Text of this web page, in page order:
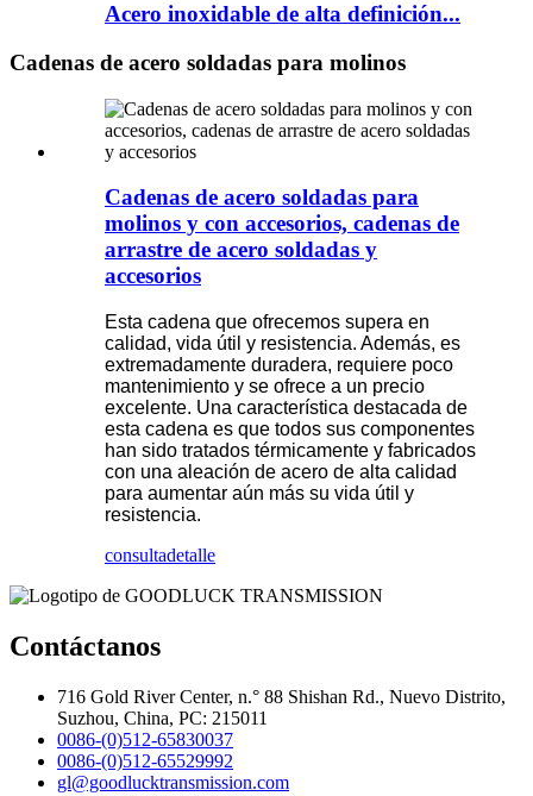
Acero inoxidable de alta definición...
Cadenas de acero soldadas para molinos
Cadenas de acero soldadas para
molinos y con accesorios, cadenas de
arrastre de acero soldadas y
accesorios
Esta cadena que ofrecemos supera en
calidad, vida útil y resistencia. Además, es
extremadamente duradera, requiere poco
mantenimiento y se ofrece a un precio
excelente. Una característica destacada de
esta cadena es que todos sus componentes
han sido tratados térmicamente y fabricados
con una aleación de acero de alta calidad
para aumentar aún más su vida útil y
resistencia.
consultadetalle
Contáctanos
716 Gold River Center, n.° 88 Shishan Rd., Nuevo Distrito,
Suzhou, China, PC: 215011
0086-(0)512-65830037
0086-(0)512-65529992
gl@goodlucktransmission.com